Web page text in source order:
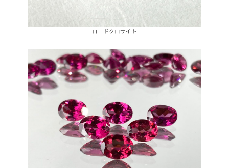
ロードクロサイト